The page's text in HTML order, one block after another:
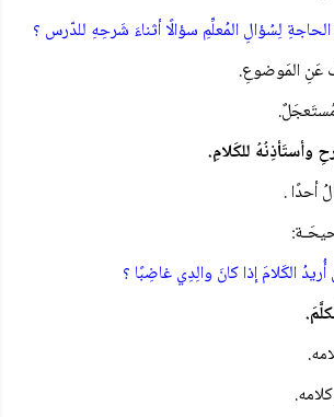
لِسُؤالِ المُعلِّمِ سؤالًا أثناءَ شَرحِهِ للدّرس ؟
عَنِ المَوضوعِ.
وأستَأذِنُهُ للكَلامِ.
أحدًا .
الكَلامَ إذا كانَ والِدِي غاضِبًا ؟